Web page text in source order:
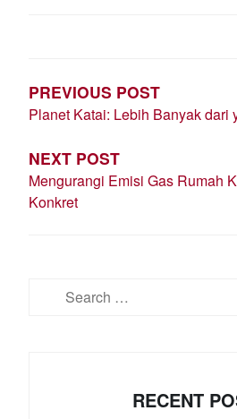
PREVIOUS POST
Planet Katai: Lebih Banyak dari
NEXT POST
Mengurangi Emisi Gas Rumah
Konkret
RECENT